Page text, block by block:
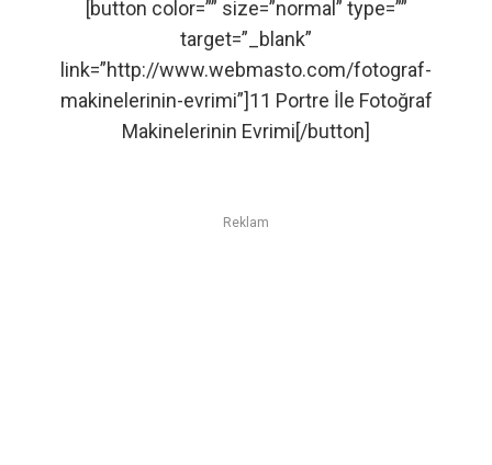
[button color=”” size=”normal” type=””
target=”_blank”
link=”http://www.webmasto.com/fotograf-
makinelerinin-evrimi”]11 Portre İle Fotoğraf
Makinelerinin Evrimi[/button]
Reklam